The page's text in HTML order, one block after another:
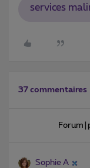
services
37 commentaires
Sophie A